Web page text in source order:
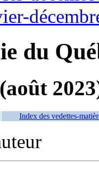
du
Index des vedettes-